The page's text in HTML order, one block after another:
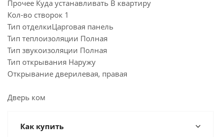
Прочее Куда устанавливать В квартиру
Кол-во створок 1
Тип отделкиЦарговая панель
Тип теплоизоляции Полная
Тип звукоизоляции Полная
Тип открывания Наружу
Открывание дверилевая, правая
Дверь ком
Как купить